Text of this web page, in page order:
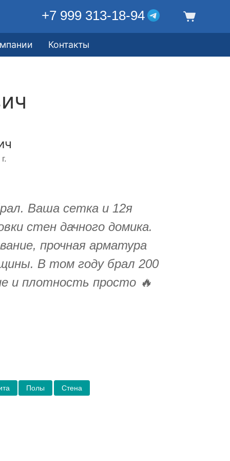
+7 999 313-18-94
Контакты
Ваша сетка и 12я
стен дачного домика.
прочная арматура
В том году брал 200
и плотность просто 🔥
Полы Стена